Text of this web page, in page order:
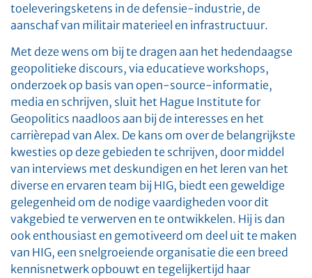
toeleveringsketens in de defensie-industrie, de
aanschaf van militair materieel en infrastructuur.
Met deze wens om bij te dragen aan het hedendaagse
geopolitieke discours, via educatieve workshops,
onderzoek op basis van open-source-informatie,
media en schrijven, sluit het Hague Institute for
Geopolitics naadloos aan bij de interesses en het
carrièrepad van Alex. De kans om over de belangrijkste
kwesties op deze gebieden te schrijven, door middel
van interviews met deskundigen en het leren van het
diverse en ervaren team bij HIG, biedt een geweldige
gelegenheid om de nodige vaardigheden voor dit
vakgebied te verwerven en te ontwikkelen. Hij is dan
ook enthousiast en gemotiveerd om deel uit te maken
van HIG, een snelgroeiende organisatie die een breed
kennisnetwerk opbouwt en tegelijkertijd haar